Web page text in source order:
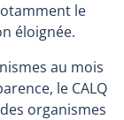
le
éloignée.
au mois
le CALQ
organismes